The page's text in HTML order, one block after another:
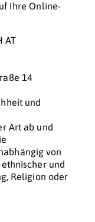
Ihre Online-
AT
14
und
Art ab und
von
und
Religion oder